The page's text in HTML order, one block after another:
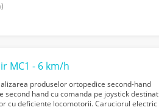
MC1 - 6 km/h
produselor ortopedice second-hand
second hand cu comanda pe joystick destinat
cu deficiente locomotorii. Caruciorul electric